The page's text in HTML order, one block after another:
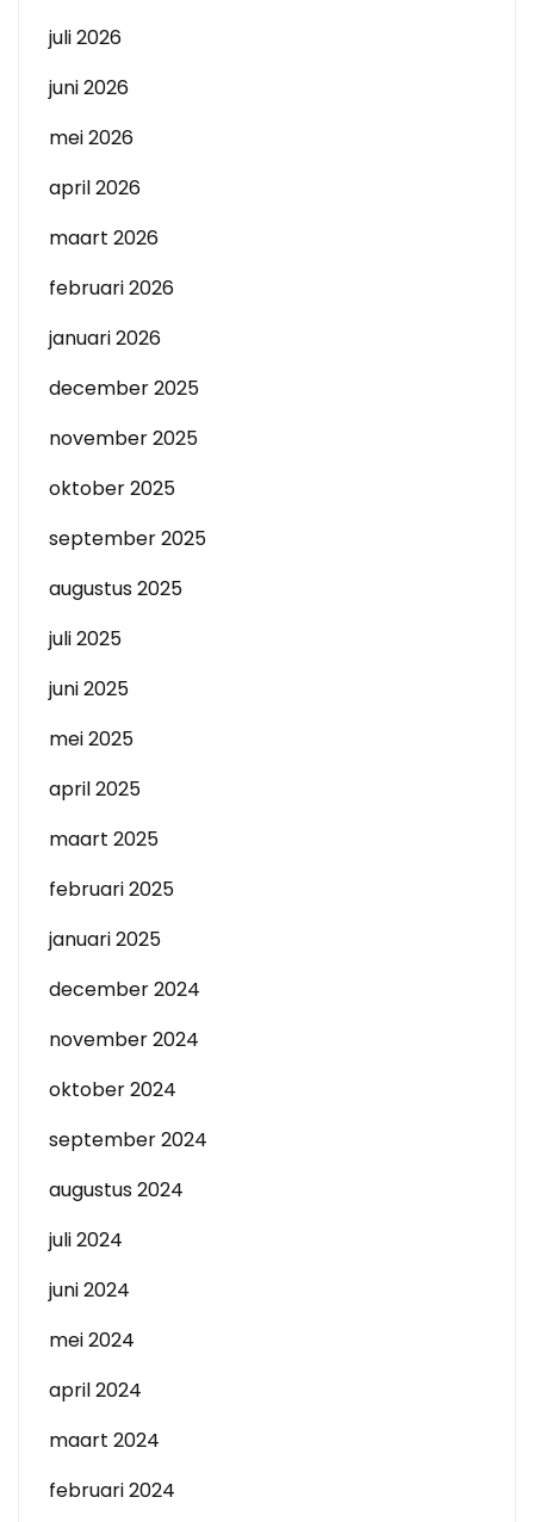
juli 2026
juni 2026
mei 2026
april 2026
maart 2026
februari 2026
januari 2026
december 2025
november 2025
oktober 2025
september 2025
augustus 2025
juli 2025
juni 2025
mei 2025
april 2025
maart 2025
februari 2025
januari 2025
december 2024
november 2024
oktober 2024
september 2024
augustus 2024
juli 2024
juni 2024
mei 2024
april 2024
maart 2024
februari 2024